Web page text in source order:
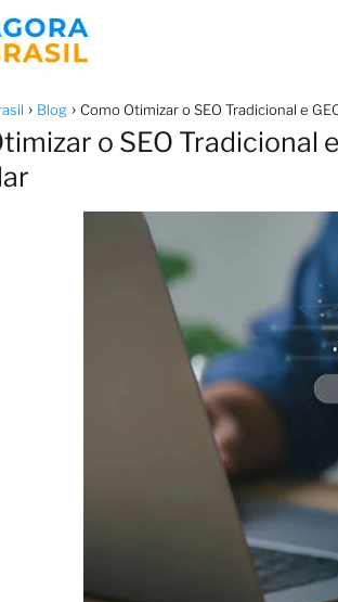
Blog Como Otimizar o SEO Tradicional e
o SEO Tradicional